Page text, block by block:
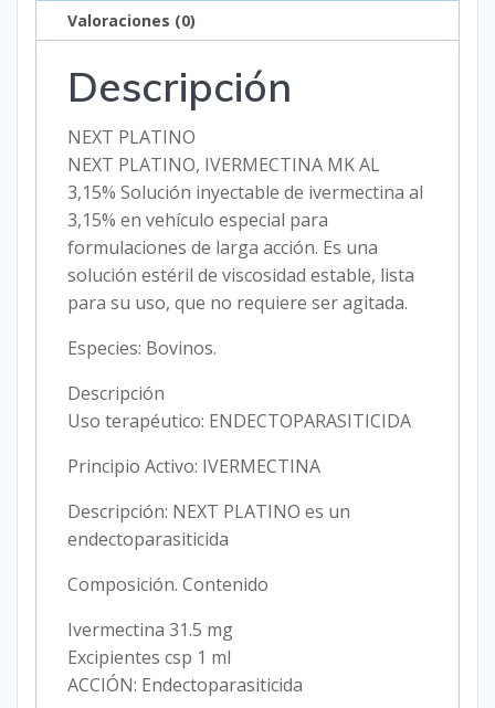
Valoraciones (0)
Descripción
NEXT PLATINO
NEXT PLATINO, IVERMECTINA MK AL
3,15% Solución inyectable de ivermectina al
3,15% en vehículo especial para
formulaciones de larga acción. Es una
solución estéril de viscosidad estable, lista
para su uso, que no requiere ser agitada.
Especies: Bovinos.
Descripción
Uso terapéutico: ENDECTOPARASITICIDA
Principio Activo: IVERMECTINA
Descripción: NEXT PLATINO es un
endectoparasiticida
Composición. Contenido
Ivermectina 31.5 mg
Excipientes csp 1 ml
ACCIÓN: Endectoparasiticida